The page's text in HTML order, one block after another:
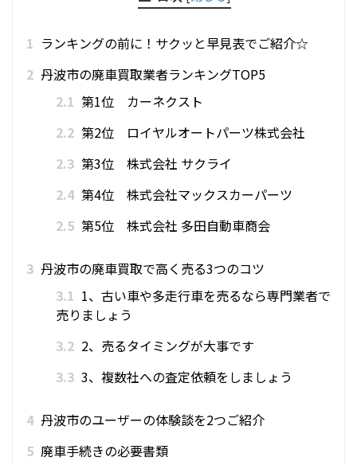
1 ランキングの前に！サクッと早見表でご紹介☆
2 丹波市の廃車買取業者ランキングTOP5
2.1 第1位 カーネクスト
2.2 第2位 ロイヤルオートパーツ株式会社
2.3 第3位 株式会社 サクライ
2.4 第4位 株式会社マックスカーパーツ
2.5 第5位 株式会社 多田自動車商会
3 丹波市の廃車買取で高く売る3つのコツ
3.1 1、古い車や多走行車を売るなら専門業者で
売りましょう
3.2 2、売るタイミングが大事です
3.3 3、複数社への査定依頼をしましょう
4 丹波市のユーザーの体験談を2つご紹介
5 廃車手続きの必要書類